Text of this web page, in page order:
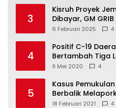
3
Kisruh Proyek
Dibayar, GM
6 Februari 2025 4
4
Positif C-19
Bertambah Tiga
9 Mei 2020 4
5
Kasus
Berbalik
Hukum Angkat
18 Februari 2021 4